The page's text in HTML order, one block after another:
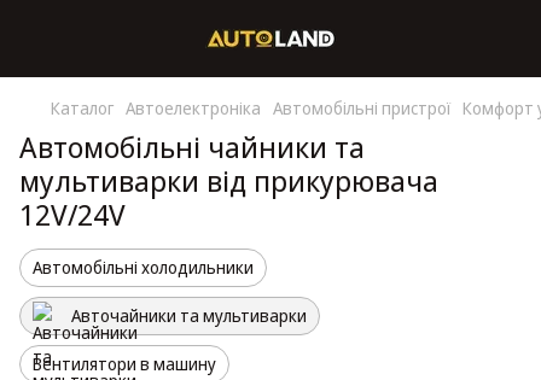
Каталог Автоелектроніка Автомобільні пристрої Комфорт
Автомобільні чайники та
мультиварки від прикурювача
12V/24V
Автомобільні холодильники
Авточайники та мультиварки
Вентилятори в машину